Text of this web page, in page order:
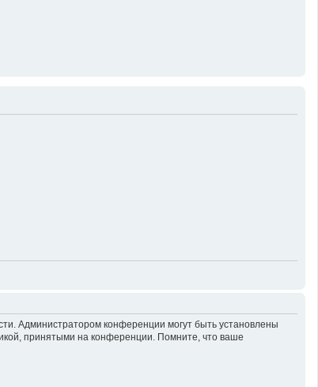
Администратором конференции могут быть установлены
принятыми на конференции. Помните, что ваше